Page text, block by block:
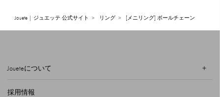
Jouete | ジュエッテ 公式サイト リング [メニリング] ボールチェーン
Joueteについて
採用情報